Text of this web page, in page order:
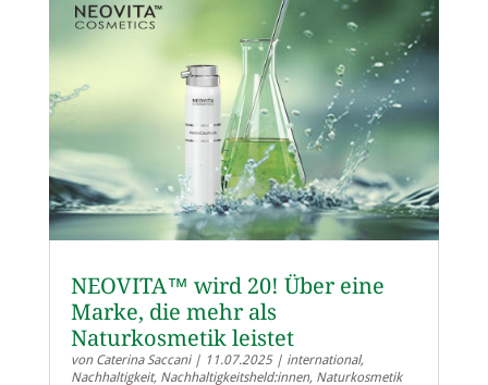
NEOVITA™ wird 20! Über eine
Marke, die mehr als
Naturkosmetik leistet
von Caterina Saccani| 11.07.2025| international,
Nachhaltigkeit, Nachhaltigkeitsheld:innen, Naturkosmetik